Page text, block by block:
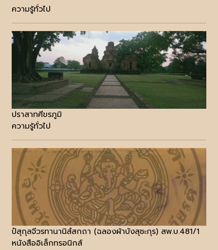
ความรู้ทั่วไป
ปราสาทศีขรภูมิ
ความรู้ทั่วไป
ปํสุกุลจีวรทานานิสํสกถา (ฉลองผ้าบังสุซะกุร) สพ.บ.481/1
หนังสืออิเล็กทรอนิกส์